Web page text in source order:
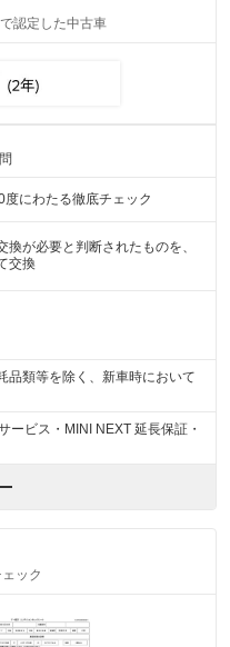
認定した中古車
にわたる徹底チェック
が必要と判断されたものを、
交換
品類等を除く、新車時において
ービス・MINI NEXT 延長保証・
ック